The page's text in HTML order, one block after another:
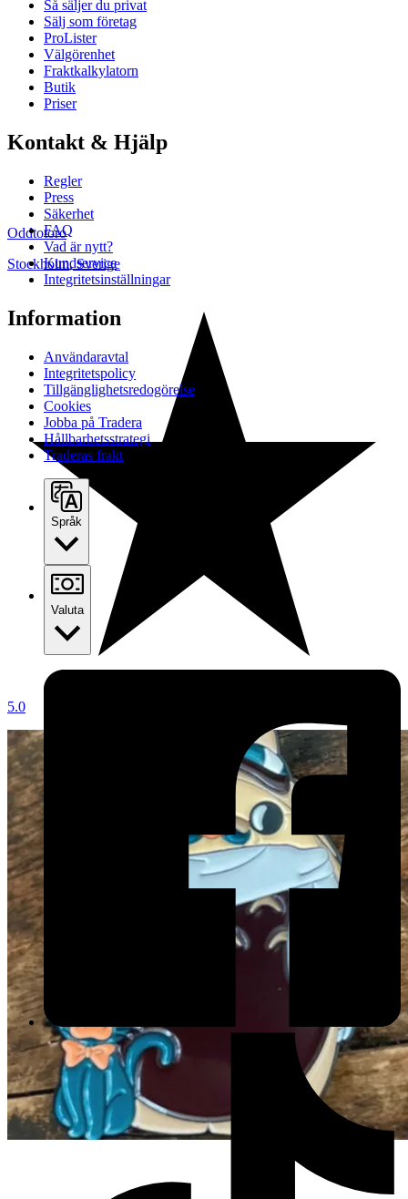
Oddtotoro
Stockholm,Sverige
5.0
Så säljer du privat
Sälj som företag
ProLister
Välgörenhet
Fraktkalkylatorn
Butik
Priser
Kontakt & Hjälp
Regler
Press
Säkerhet
FAQ
Vad är nytt?
Kundservice
Integritetsinställningar
Information
Användaravtal
Integritetspolicy
Tillgänglighetsredogörelse
Cookies
Jobba på Tradera
Hållbarhetsstrategi
Traderas frakt
Språk
Valuta